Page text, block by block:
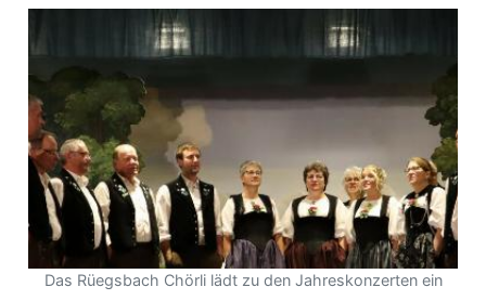
Das Rüegsbach Chörli lädt zu den Jahreskonzerten ein